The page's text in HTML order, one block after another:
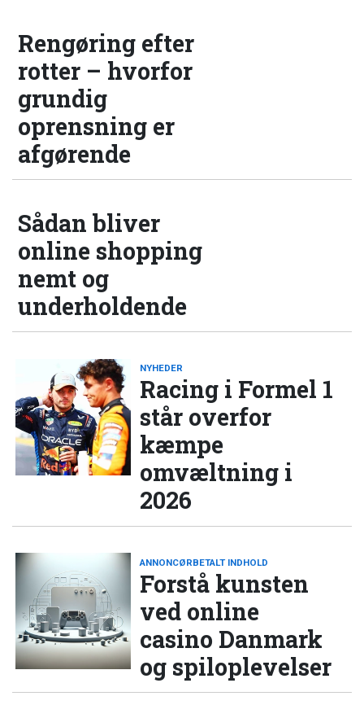
Rengøring efter
rotter – hvorfor
grundig
oprensning er
afgørende
Sådan bliver
online shopping
nemt og
underholdende
NYHEDER
Racing i Formel 1
står overfor
kæmpe
omvæltning i
2026
ANNONCØRBETALT INDHOLD
Forstå kunsten
ved online
casino Danmark
og spiloplevelser